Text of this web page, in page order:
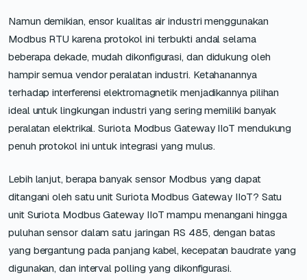
Namun demikian, ensor kualitas air industri menggunakan
Modbus RTU karena protokol ini terbukti andal selama
beberapa dekade, mudah dikonfigurasi, dan didukung oleh
hampir semua vendor peralatan industri. Ketahanannya
terhadap interferensi elektromagnetik menjadikannya pilihan
ideal untuk lingkungan industri yang sering memiliki banyak
peralatan elektrikal. Suriota Modbus Gateway IIoT mendukung
penuh protokol ini untuk integrasi yang mulus.
Lebih lanjut, berapa banyak sensor Modbus yang dapat
ditangani oleh satu unit Suriota Modbus Gateway IIoT? Satu
unit Suriota Modbus Gateway IIoT mampu menangani hingga
puluhan sensor dalam satu jaringan RS 485, dengan batas
yang bergantung pada panjang kabel, kecepatan baudrate yang
digunakan, dan interval polling yang dikonfigurasi.